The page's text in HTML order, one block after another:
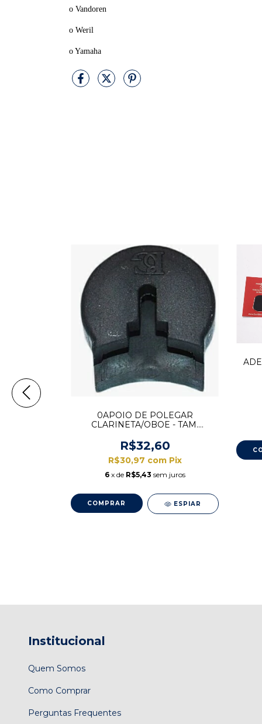
o Vandoren
o Weril
o Yamaha
0APOIO DE POLEGAR
CLARINETA/OBOE - TAM.
R$32,60
R$30,97 com Pix
6 x de R$5,43 sem juros
ESPIAR
Institucional
Quem Somos
Como Comprar
Perguntas Frequentes